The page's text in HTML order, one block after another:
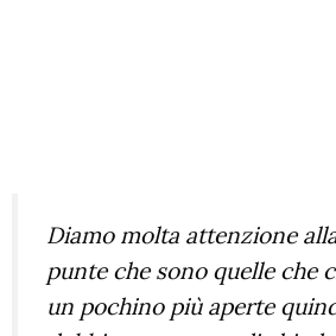
Diamo molta attenzione
punte che sono quelle che
un pochino più aperte